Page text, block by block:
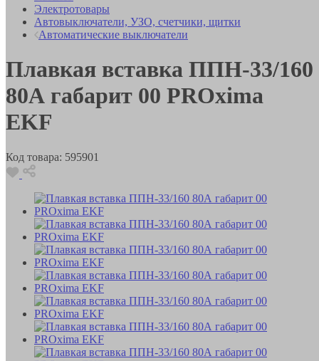
Электротовары
Автовыключатели, УЗО, счетчики, щитки
Автоматические выключатели
Плавкая вставка ППН-33/160
80А габарит 00 PROxima
EKF
Код товара: 595901